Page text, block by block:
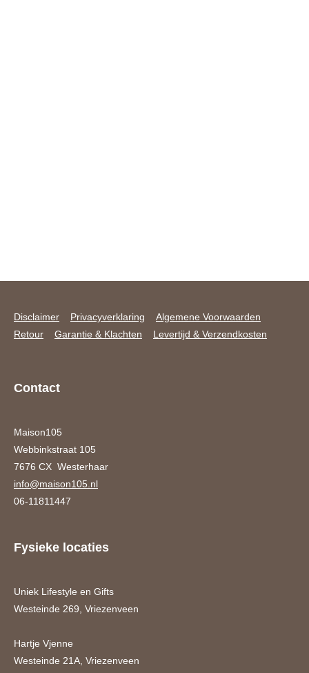
Disclaimer Privacyverklaring
Algemene Voorwaarden
Retour
Garantie & Klachten Levertijd & Verzendkosten
Contact
Maison105
Webbinkstraat 105
7676 CX Westerhaar
info@maison105.nl
06-11811447
Fysieke locaties
Uniek Lifestyle en Gifts
Westeinde 269, Vriezenveen
Hartje Vjenne
Westeinde 21A, Vriezenveen